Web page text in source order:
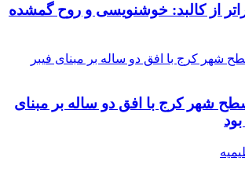
از کالبد: خوشنویسی و روح گمشده
شهر کرج با افق دو ساله بر مبنای